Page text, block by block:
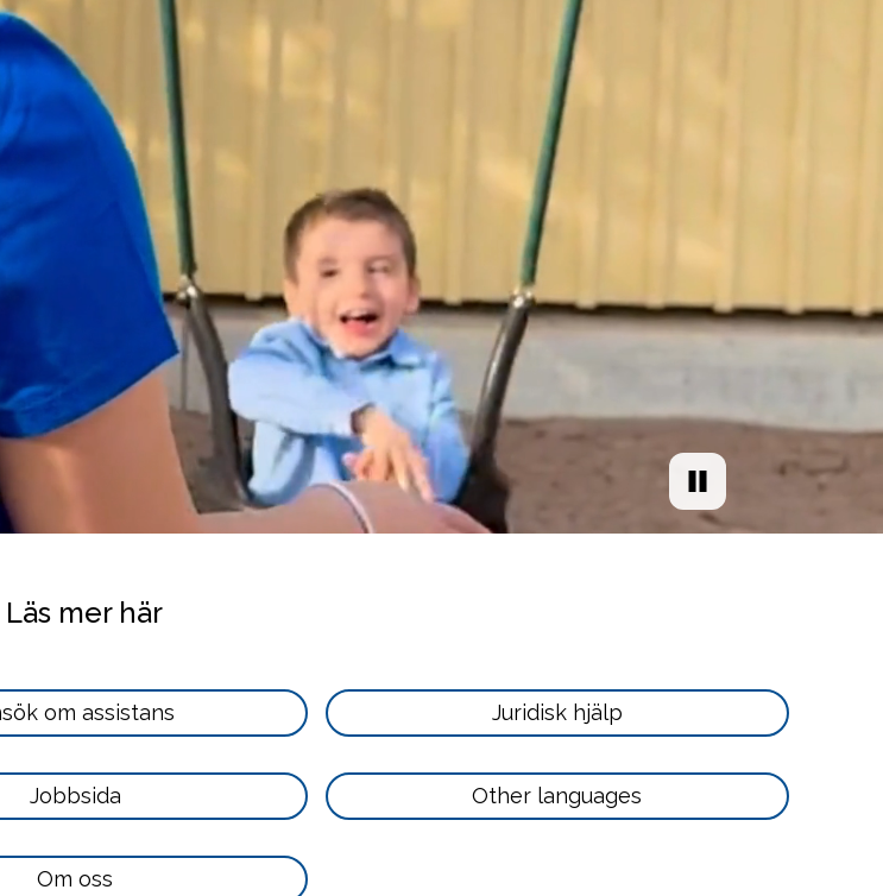
Läs mer här
om assistans
Läs
mer
här
Juridisk hjälp
Läs
mer
här
Jobbsida
Läs
mer
Other languages
Läs
Om oss